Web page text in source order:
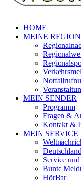
HOME
MEINE REGION
MEIN SENDER
Programm
Fragen &
Kontakt &
MEIN SERVICE
Service
Bunte
HörBar